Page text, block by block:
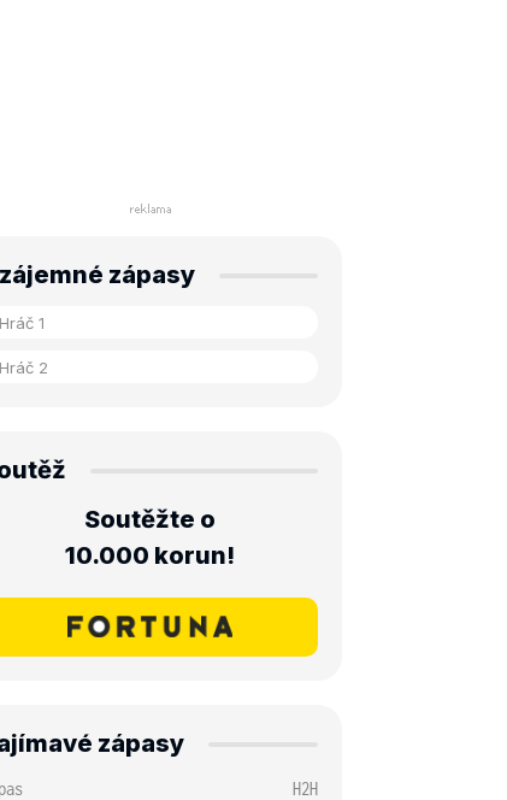
zápasy
Soutěžte o
10.000 korun!
zápasy
H2H